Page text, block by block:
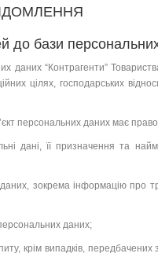
до бази
“Контрагенти”
цілях, господарських
персональних даних має
дані, її призначення та
зокрема інформацію про
даних;
крім випадків, передбачених